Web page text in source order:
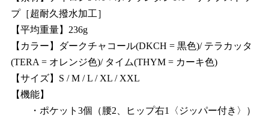
プ［超耐久撥水加工］
【平均重量】236g
【カラー】ダークチャコール(DKCH = 黒色)/ テラカッタ
(TERA = オレンジ色)/ タイム(THYM = カーキ色)
【サイズ】S / M / L / XL / XXL
【機能】
・ポケット3個（腰2、ヒップ右1〈ジッパー付き〉）